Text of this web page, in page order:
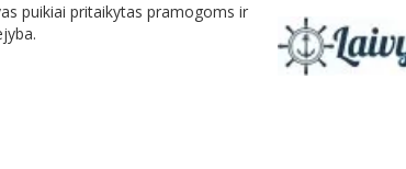
puikiai pritaikytas pramogoms ir